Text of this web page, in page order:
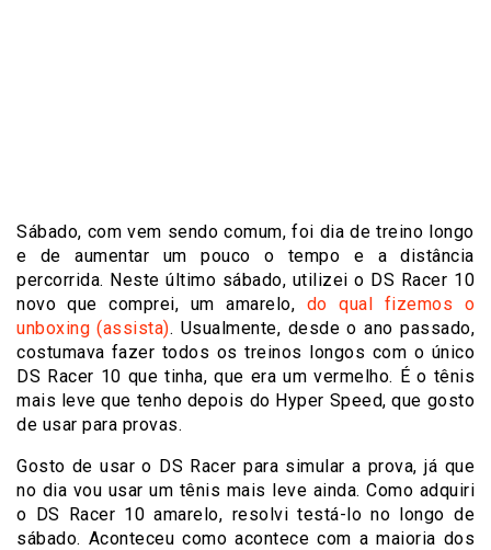
Sábado, com vem sendo comum, foi dia de treino longo
e de aumentar um pouco o tempo e a distância
percorrida. Neste último sábado, utilizei o DS Racer 10
novo que comprei, um amarelo, do qual fizemos o
unboxing (assista). Usualmente, desde o ano passado,
costumava fazer todos os treinos longos com o único
DS Racer 10 que tinha, que era um vermelho. É o tênis
mais leve que tenho depois do Hyper Speed, que gosto
de usar para provas.
Gosto de usar o DS Racer para simular a prova, já que
no dia vou usar um tênis mais leve ainda. Como adquiri
o DS Racer 10 amarelo, resolvi testá-lo no longo de
sábado. Aconteceu como acontece com a maioria dos